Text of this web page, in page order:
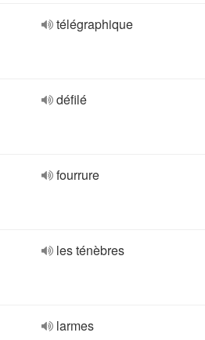
télégraphique
défilé
fourrure
les ténèbres
larmes